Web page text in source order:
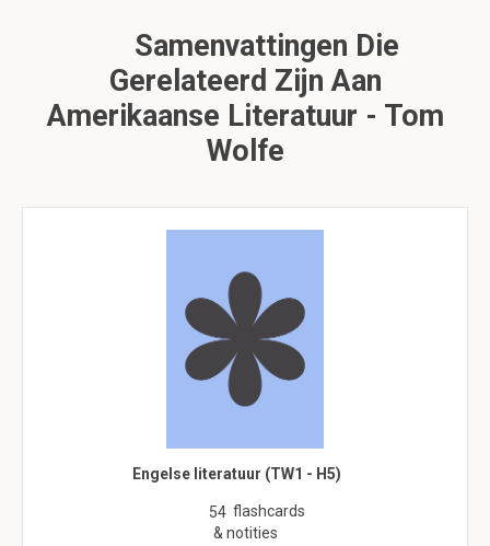
Samenvattingen Die
Gerelateerd Zijn Aan
Amerikaanse Literatuur - Tom
Wolfe
Engelse literatuur (TW1 - H5)
54 flashcards
& notities